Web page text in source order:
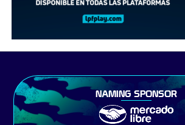
NAMING SPONSOR